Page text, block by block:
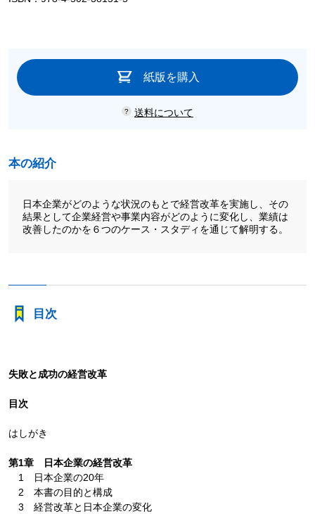
紙版を購入
送料について
本の紹介
日本企業がどのような状況のもとで経営改革を実施し、その
結果として企業経営や事業内容がどのように変化し、業績は
改善したのかを６つのケース・スタディを通じて解明する。
目次
失敗と成功の経営改革
目次
はしがき
第1章 日本企業の経営改革
1 日本企業の20年
2 本書の目的と構成
3 経営改革と日本企業の変化